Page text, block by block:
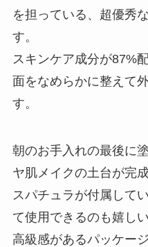
を担っている、超優秀
す。
スキンケア成分が87%
面をなめらかに整えて
す。
朝のお手入れの最後に
ヤ肌メイクの土台が完成
スパチュラが付属して
て使用できるのも嬉し
高級感があるパッケー